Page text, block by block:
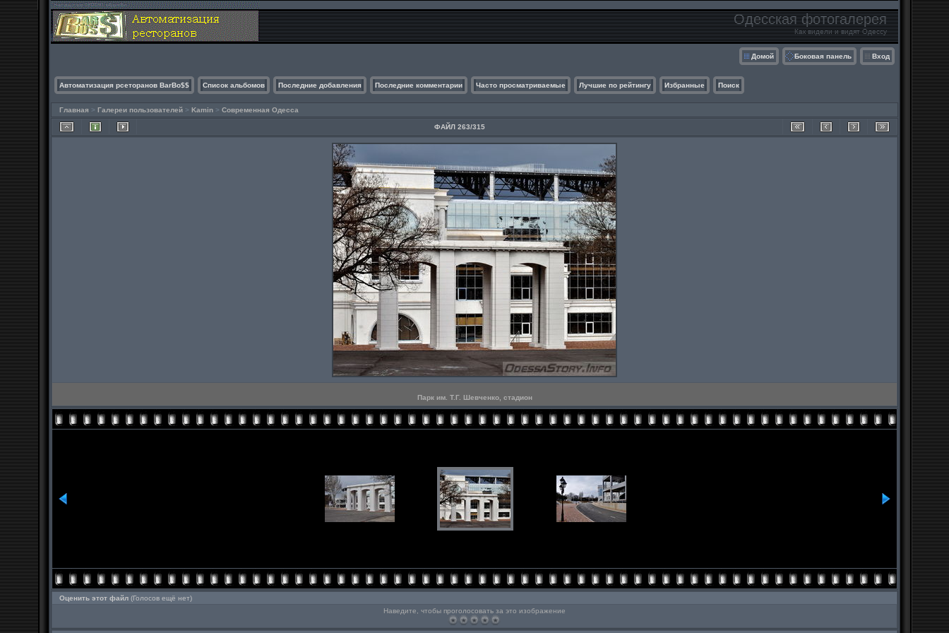
Одесская фотогалерея
Как видели и видят Одессу
Домой Боковая панель Вход
Автоматизация рсеторанов BarBo$$ Список альбомов Последние добавления Последние комментарии Часто просматриваемые Лучшие по рейтингу Избранные Поиск
Главная > Галереи пользователей > Kamin > Современная Одесса
ФАЙЛ 263/315
Парк им. Т.Г. Шевченко, стадион
Оценить этот файл (Голосов ещё нет)
Наведите, чтобы проголосовать за это изображение